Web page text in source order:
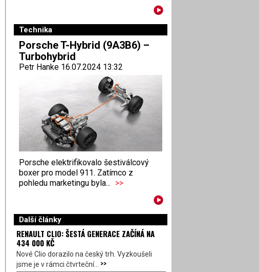
Technika
Porsche T-Hybrid (9A3B6) –
Turbohybrid
Petr Hanke 16.07.2024 13:32
Porsche elektrifikovalo šestiválcový
boxer pro model 911. Zatímco z
pohledu marketingu byla... >>
Další články
RENAULT CLIO: ŠESTÁ GENERACE ZAČÍNÁ NA
434 000 KČ
Nové Clio dorazilo na český trh. Vyzkoušeli
jsme je v rámci čtvrteční... >>